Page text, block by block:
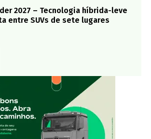
2027 – Tecnologia híbrida-leve
entre SUVs de sete lugares